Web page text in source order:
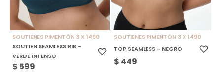
SOUTIENES PIMENTÓN 3 X 1490
SOUTIEN SEAMLESS RIB -
VERDE INTENSO
$ 599
SOUTIENES PIMENTÓN 3 X 1490
TOP SEAMLESS - NEGRO
$ 449